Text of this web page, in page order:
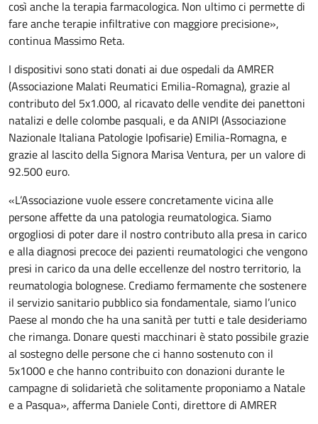
così anche la terapia farmacologica. Non ultimo ci permette di
fare anche terapie infiltrative con maggiore precisione»,
continua Massimo Reta.
I dispositivi sono stati donati ai due ospedali da AMRER
(Associazione Malati Reumatici Emilia-Romagna), grazie al
contributo del 5x1.000, al ricavato delle vendite dei panettoni
natalizi e delle colombe pasquali, e da ANIPI (Associazione
Nazionale Italiana Patologie Ipofisarie) Emilia-Romagna, e
grazie al lascito della Signora Marisa Ventura, per un valore di
92.500 euro.
«L’Associazione vuole essere concretamente vicina alle
persone affette da una patologia reumatologica. Siamo
orgogliosi di poter dare il nostro contributo alla presa in carico
e alla diagnosi precoce dei pazienti reumatologici che vengono
presi in carico da una delle eccellenze del nostro territorio, la
reumatologia bolognese. Crediamo fermamente che sostenere
il servizio sanitario pubblico sia fondamentale, siamo l’unico
Paese al mondo che ha una sanità per tutti e tale desideriamo
che rimanga. Donare questi macchinari è stato possibile grazie
al sostegno delle persone che ci hanno sostenuto con il
5x1000 e che hanno contribuito con donazioni durante le
campagne di solidarietà che solitamente proponiamo a Natale
e a Pasqua», afferma Daniele Conti, direttore di AMRER